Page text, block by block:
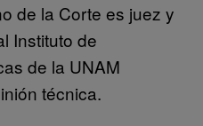
de la Corte es juez y
Instituto de
de la UNAM
técnica.